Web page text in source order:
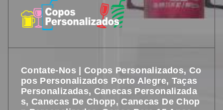
Contate-Nos | Copos Personalizados, Co
Pos Personalizados Porto Alegre, Taças
Personalizadas, Canecas Personalizada
S, Canecas De Chopp, Canecas De Chop